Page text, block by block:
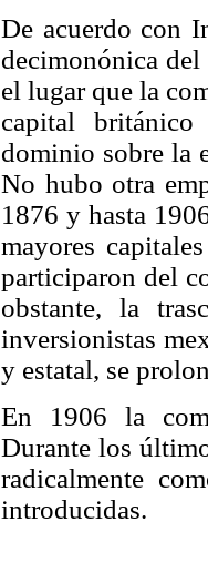
De acuerdo con
decimonónica
el lugar que la
capital
dominio sobre la
No hubo otra
1876 y hasta
mayores
participaron del
obstante, la
inversionistas
y estatal, se
En 1906 la
Durante los
radicalmente
introducidas.